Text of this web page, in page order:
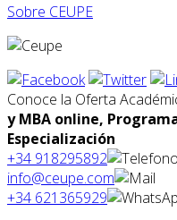
Sobre CEUPE
Conoce la Oferta
y MBA online,
Especialización
+34 918295892
info@ceupe.com
+34 621365929